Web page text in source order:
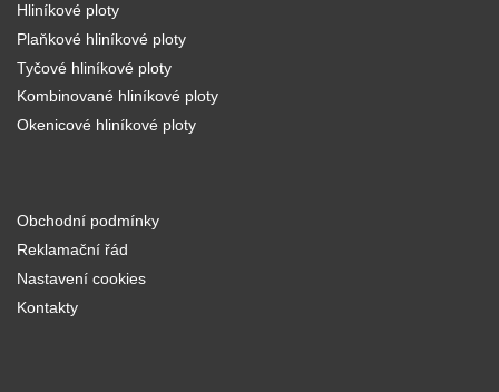
Hliníkové ploty
Plaňkové hliníkové ploty
Tyčové hliníkové ploty
Kombinované hliníkové ploty
Okenicové hliníkové ploty
Obchodní podmínky
Reklamační řád
Nastavení cookies
Kontakty